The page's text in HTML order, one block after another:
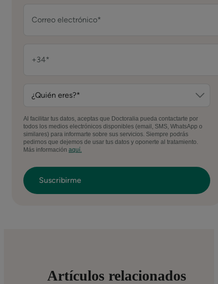
Al facilitar tus datos, aceptas que Doctoralia pueda contactarte por
todos los medios electrónicos disponibles (email, SMS, WhatsApp o
similares) para informarte sobre sus servicios. Siempre podrás
pedirnos que dejemos de usar tus datos y oponerte al tratamiento.
Más información aquí.
Artículos relacionados